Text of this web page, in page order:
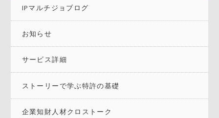
IPマルチジョブログ
お知らせ
サービス詳細
ストーリーで学ぶ特許の基礎
企業知財人材クロストーク